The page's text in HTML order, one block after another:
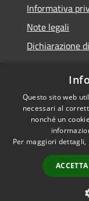
Informativa
Note legali
Dichiarazione
RSS
Accessibilità
Cookie
Mappa del sito
Extranet
Questo sito web
necessari al
nonché un
Per maggiori dettagli,